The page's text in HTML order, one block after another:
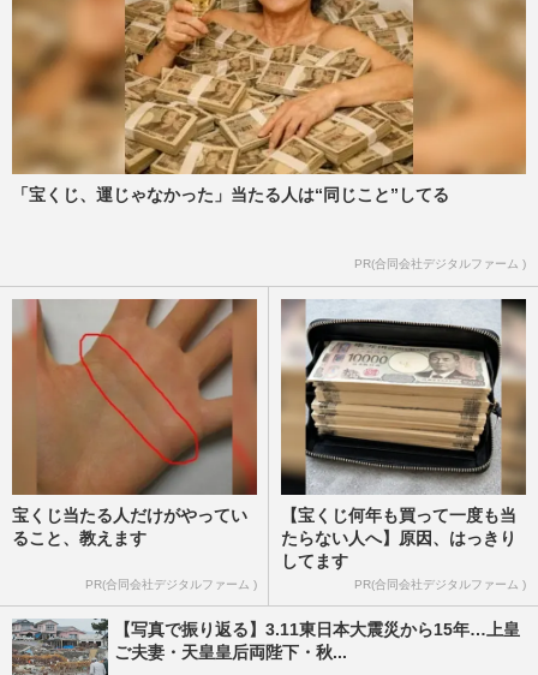
「宝くじ、運じゃなかった」当たる人は“同じこと”してる
PR(合同会社デジタルファーム )
宝くじ当たる人だけがやってい
ること、教えます
PR(合同会社デジタルファーム )
【宝くじ何年も買って一度も当
たらない人へ】原因、はっきり
してます
PR(合同会社デジタルファーム )
【写真で振り返る】3.11東日本大震災から15年…上皇
ご夫妻・天皇皇后両陛下・秋...